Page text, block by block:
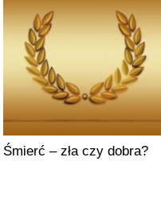
Śmierć – zła czy dobra?